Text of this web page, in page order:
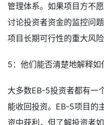
管理体系。如果项目方不
讨论投资者资金的监控问
项目长期可行性的重大风险
5：他们能否清楚地解释如
大多数EB-5投资者都有一
能收回投资。EB-5项目的
资中获利，但了解投资者